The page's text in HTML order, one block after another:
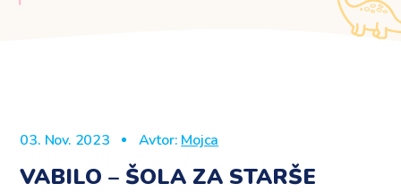
03. Nov. 2023 Avtor: Mojca
VABILO – ŠOLA ZA STARŠE